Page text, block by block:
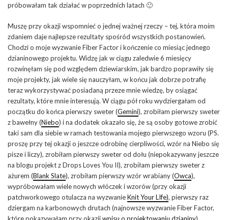
próbowałam tak działać w poprzednich latach 🙂
Muszę przy okazji wspomnieć o jednej ważnej rzeczy – tej, która moim
zdaniem daje najlepsze rezultaty spośród wszystkich postanowień.
Chodzi o moje wyzwanie Fiber Factor i kończenie co miesiąc jednego
dzianinowego projektu. Widzę jak w ciągu zaledwie 6 miesięcy
rozwinęłam się pod względem dziewiarskim, jak bardzo poprawiły się
moje projekty, jak wiele się nauczyłam, w końcu jak dobrze potrafię
teraz wykorzystywać posiadaną przeze mnie wiedzę, by osiągać
rezultaty, które mnie interesują. W ciągu pół roku wydziergałam od
początku do końca pierwszy sweter (Gemini), zrobiłam pierwszy sweter
z bawełny (Niebo) i na dodatek okazało się, że są osoby gotowe zrobić
taki sam dla siebie w ramach testowania mojego pierwszego wzoru (PS.
proszę przy tej okazji o jeszcze odrobinę cierpliwości, wzór na Niebo się
pisze i liczy), zrobiłam pierwszy sweter od dołu (niepokazywany jeszcze
na blogu projekt z Drops Loves You II), zrobiłam pierwszy sweter z
ażurem (Blank Slate), zrobiłam pierwszy wzór wrabiany (Owca),
wypróbowałam wiele nowych włóczek i wzorów (przy okazji
patchworkowego otulacza na wyzwanieKnit Your LIfe), pierwszy raz
dziergam na karbonowych drutach (najnowsze wyzwanie Fiber Factor,